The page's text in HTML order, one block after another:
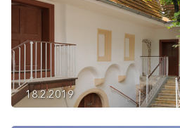
18.2.2019